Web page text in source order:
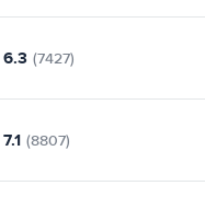
6.3 (7427)
7.1 (8807)